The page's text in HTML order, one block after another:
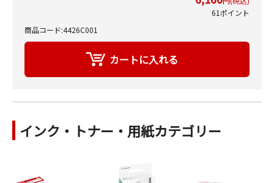
61ポイント
商品コード:4426C001
インク・トナー・用紙カテゴリー